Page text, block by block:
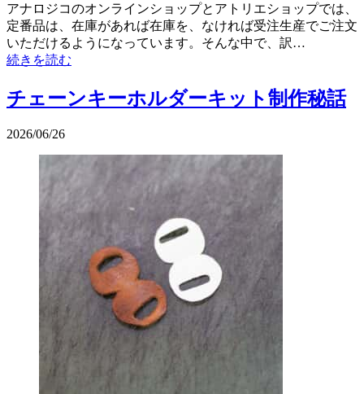
アナロジコのオンラインショップとアトリエショップでは、
定番品は、在庫があれば在庫を、なければ受注生産でご注文
いただけるようになっています。そんな中で、訳…
続きを読む
チェーンキーホルダーキット制作秘話
2026/06/26